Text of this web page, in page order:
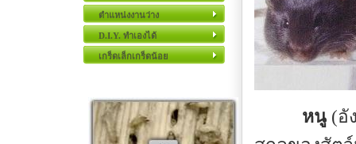
ตำแหน่งงานว่าง
D.I.Y. ทำเองได้
เกร็ดเล็กเกร็ดน้อย
หนู (อั